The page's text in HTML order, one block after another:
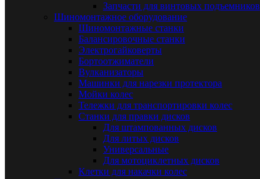
Запчасти для винтовых подъемников
Шиномонтажное оборудование
Шиномонтажные станки
Балансировочные станки
Электрогайковерты
Бортоотжиматели
Вулканизаторы
Машинки для нарезки протектора
Мойки колес
Тележки для транспортировки колес
Станки для правки дисков
Для штампованных дисков
Для литых дисков
Универсальные
Для мотоциклетных дисков
Клетки для накачки колес